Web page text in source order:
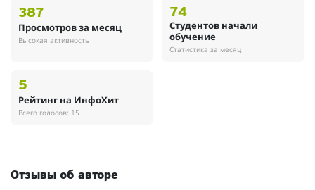
387
Просмотров за месяц
Высокая активность
74
Студентов начали
обучение
Статистика за месяц
5
Рейтинг на ИнфоХит
Всего голосов: 15
Отзывы об авторе